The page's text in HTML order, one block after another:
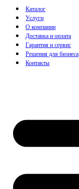
Каталог
Услуги
О компании
Доставка и оплата
Гарантия и сервис
Решения для бизнеса
Контакты